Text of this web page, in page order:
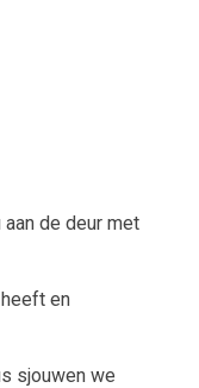
de deur met
en
sjouwen we